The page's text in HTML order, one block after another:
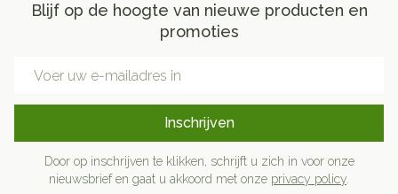
Blijf op de hoogte van nieuwe producten en
promoties
Inschrijven
Door op inschrijven te klikken, schrijft u zich in voor onze
nieuwsbrief en gaat u akkoord met onze privacy policy